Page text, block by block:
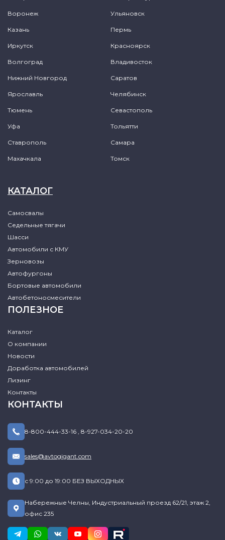
Воронеж Ульяновск
Казань Пермь
Иркутск Красноярск
Волгоград Владивосток
Нижний Новгород Саратов
Ярославль Челябинск
Тюмень Севастополь
Уфа Тольятти
Ставрополь Самара
Махачкала Томск
КАТАЛОГ
Самосвалы
Седельные тягачи
Шасси
Автомобили с КМУ
Зерновозы
Автофургоны
Бортовые автомобили
Автобетоносмесители
ПОЛЕЗНОЕ
Каталог
О компании
Новости
Доработка автомобилей
Лизинг
Контакты
КОНТАКТЫ
8-800-444-33-16 , 8-927-034-20-20
sales@avtogigant.com
с 9:00 до 19:00 БЕЗ ВЫХОДНЫХ
Набережные Челны, Индустриальный проезд 62/21, этаж 2,
офис 235